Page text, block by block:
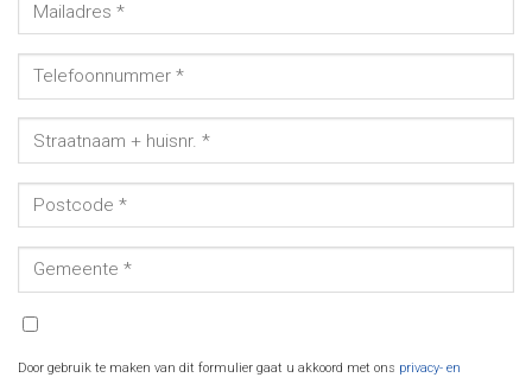
Door gebruik te maken van dit formulier gaat u akkoord met ons privacy- en